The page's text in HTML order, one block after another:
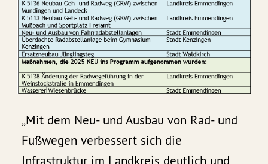
„Mit dem Neu- und Ausbau von Rad- und
Fußwegen verbessert sich die
Infrastruktur im Landkreis deutlich und